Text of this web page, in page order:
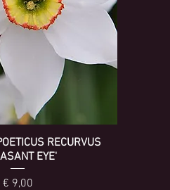
RECURVUS
EYE'
Prijs
€ 9,00